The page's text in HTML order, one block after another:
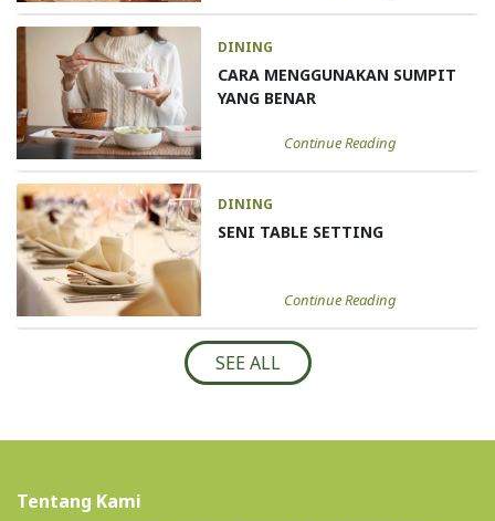
DINING
CARA MENGGUNAKAN SUMPIT
YANG BENAR
Continue Reading
DINING
SENI TABLE SETTING
Continue Reading
SEE ALL
Tentang Kami